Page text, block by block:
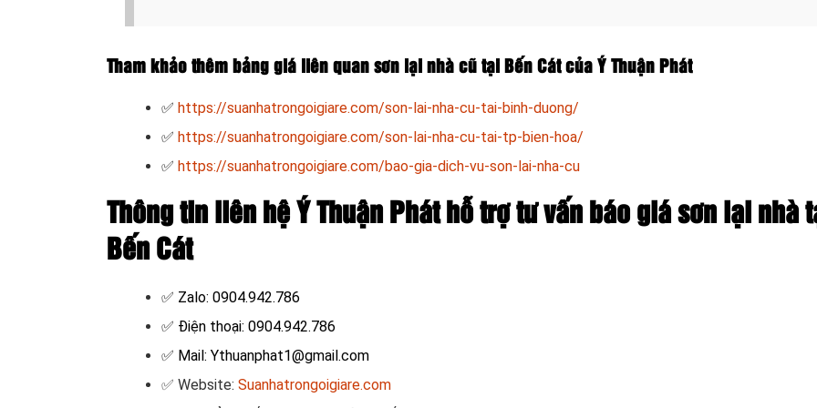
Tham khảo thêm bảng giá liên quan sơn lại nhà cũ tại Bến Cát của Ý Thuận Phát
✅ https://suanhatrongoigiare.com/son-lai-nha-cu-tai-binh-duong/
✅ https://suanhatrongoigiare.com/son-lai-nha-cu-tai-tp-bien-hoa/
✅ https://suanhatrongoigiare.com/bao-gia-dich-vu-son-lai-nha-cu
Thông tin liên hệ Ý Thuận Phát hỗ trợ tư vấn báo giá sơn lại nhà
Bến Cát
✅ Zalo: 0904.942.786
✅ Điện thoại: 0904.942.786
✅ Mail: Ythuanphat1@gmail.com
✅ Website: Suanhatrongoigiare.com